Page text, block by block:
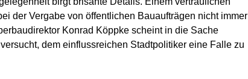
der Vergabe von öffentlichen Bauaufträgen nicht immer
Konrad Köppke scheint in die Sache
dem einflussreichen Stadtpolitiker eine Falle zu